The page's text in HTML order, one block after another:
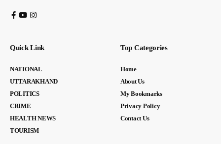
Quick Link
NATIONAL
UTTARAKHAND
POLITICS
CRIME
HEALTH NEWS
TOURISM
Top Categories
Home
About Us
My Bookmarks
Privacy Policy
Contact Us